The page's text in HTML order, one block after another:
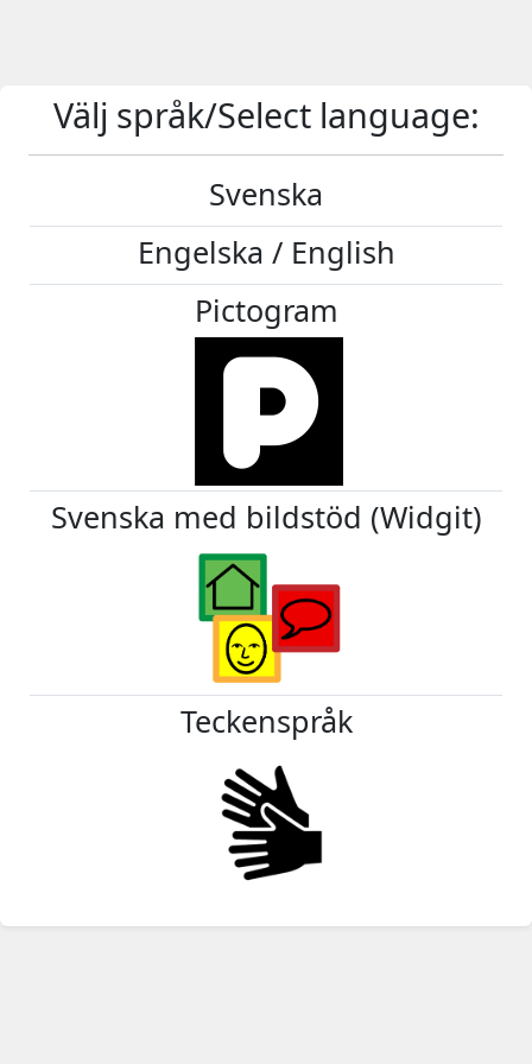
Välj språk/Select language:
Svenska
Engelska / English
Pictogram
Svenska med bildstöd (Widgit)
Teckenspråk